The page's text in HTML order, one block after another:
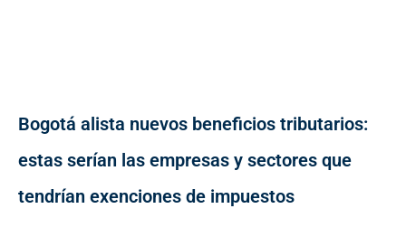
Bogotá alista nuevos beneficios tributarios:
estas serían las empresas y sectores que
tendrían exenciones de impuestos